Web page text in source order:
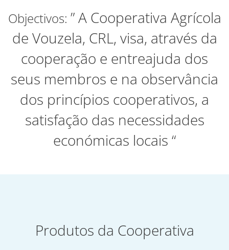
Objectivos: ” A Cooperativa Agrícola
de Vouzela, CRL, visa, através da
cooperação e entreajuda dos
seus membros e na observância
dos princípios cooperativos, a
satisfação das necessidades
económicas locais “
Produtos da Cooperativa